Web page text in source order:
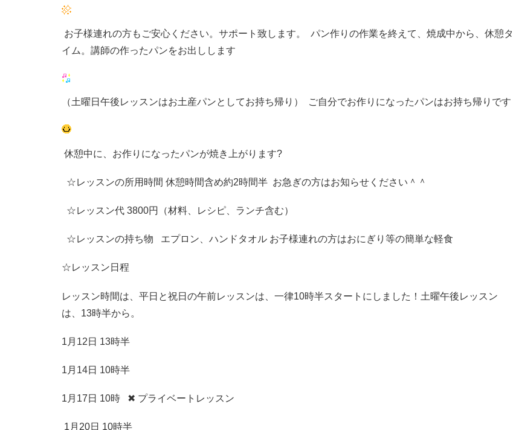
お子様連れの方もご安心ください。サポート致します。 パン作りの作業を終えて、焼成中から、休憩タ
イム。講師の作ったパンをお出しします
（土曜日午後レッスンはお土産パンとしてお持ち帰り） ご自分でお作りになったパンはお持ち帰りです
休憩中に、お作りになったパンが焼き上がります?
☆レッスンの所用時間 休憩時間含め約2時間半 お急ぎの方はお知らせください＾＾
☆レッスン代 3800円（材料、レシピ、ランチ含む）
☆レッスンの持ち物 エプロン、ハンドタオル お子様連れの方はおにぎり等の簡単な軽食
☆レッスン日程
レッスン時間は、平日と祝日の午前レッスンは、一律10時半スタートにしました！土曜午後レッスン
は、13時半から。
1月12日 13時半
1月14日 10時半
1月17日 10時 ✖︎ プライベートレッスン
1月20日 10時半